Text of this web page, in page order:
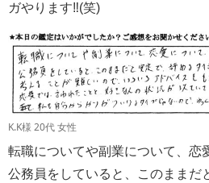
ガやります‼︎(笑)
K.K様 20代 女性
転職についてや副業について、恋
公務員をしていると、このままだ